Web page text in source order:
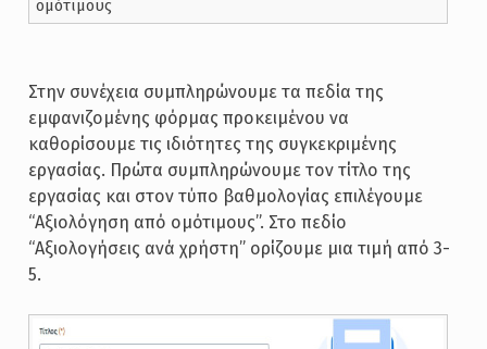
ομότιμους
Στην συνέχεια συμπληρώνουμε τα πεδία της
εμφανιζομένης φόρμας προκειμένου να
καθορίσουμε τις ιδιότητες της συγκεκριμένης
εργασίας. Πρώτα συμπληρώνουμε τον τίτλο της
εργασίας και στον τύπο βαθμολογίας επιλέγουμε
“Αξιολόγηση από ομότιμους”. Στο πεδίο
“Αξιολογήσεις ανά χρήστη” ορίζουμε μια τιμή από 3-
5.